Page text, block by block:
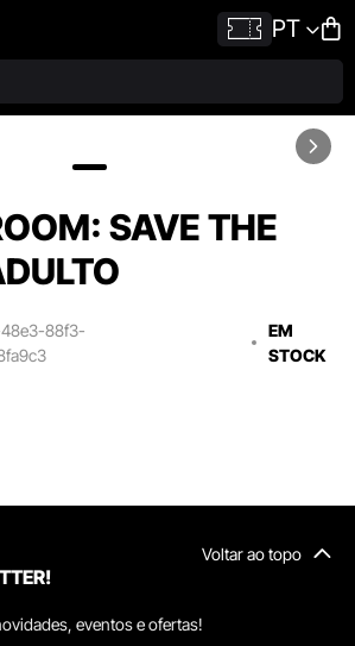
PT
SAVE THE
88f3-
EM
STOCK
Voltar ao topo
eventos e ofertas!